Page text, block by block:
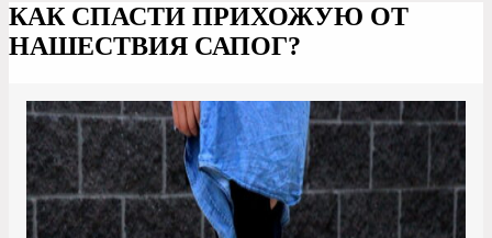
КАК СПАСТИ ПРИХОЖУЮ ОТ
НАШЕСТВИЯ САПОГ?